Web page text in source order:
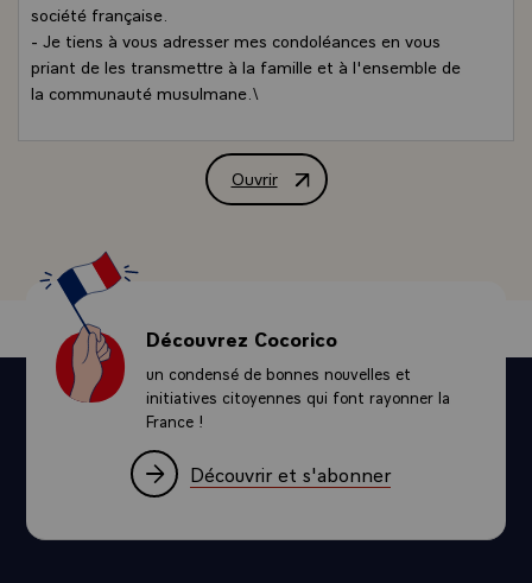
société française.
- Je tiens à vous adresser mes condoléances en vous
priant de les transmettre à la famille et à l'ensemble de
la communauté musulmane.\
Ouvrir
Message de condoléances de M.
Découvrez Cocorico
un condensé de bonnes nouvelles et
initiatives citoyennes qui font rayonner la
France !
Découvrir et s'abonner